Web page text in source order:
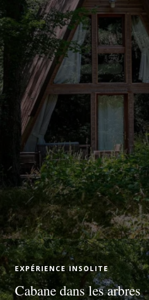
EXPÉRIENCE INSOLITE
Cabane dans les arbres